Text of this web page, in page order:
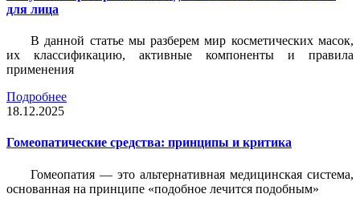
для лица
В данной статье мы разберем мир косметических масок,
их классификацию, активные компоненты и правила
применения
Подробнее
18.12.2025
Гомеопатические средства: принципы и критика
Гомеопатия — это альтернативная медицинская система,
основанная на принципе «подобное лечится подобным»